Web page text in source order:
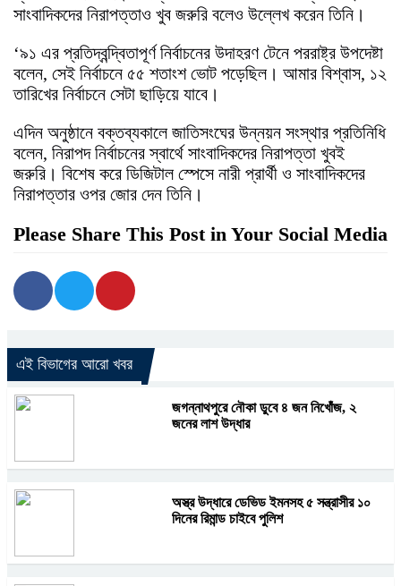
সাংবাদিকদের নিরাপত্তাও খুব জরুরি বলেও উল্লেখ করেন তিনি।
‘৯১ এর প্রতিদ্বন্দ্বিতাপূর্ণ নির্বাচনের উদাহরণ টেনে পররাষ্ট্র উপদেষ্টা
বলেন, সেই নির্বাচনে ৫৫ শতাংশ ভোট পড়েছিল। আমার বিশ্বাস, ১২
তারিখের নির্বাচনে সেটা ছাড়িয়ে যাবে।
এদিন অনুষ্ঠানে বক্তব্যকালে জাতিসংঘের উন্নয়ন সংস্থার প্রতিনিধি
বলেন, নিরাপদ নির্বাচনের স্বার্থে সাংবাদিকদের নিরাপত্তা খুবই
জরুরি। বিশেষ করে ডিজিটাল স্পেসে নারী প্রার্থী ও সাংবাদিকদের
নিরাপত্তার ওপর জোর দেন তিনি।
Please Share This Post in Your Social Media
এই বিভাগের আরো খবর
জগন্নাথপুরে নৌকা ডুবে ৪ জন নিখোঁজ, ২
জনের লাশ উদ্ধার
অস্ত্র উদ্ধারে ডেভিড ইমনসহ ৫ সন্ত্রাসীর ১০
দিনের রিমান্ড চাইবে পুলিশ